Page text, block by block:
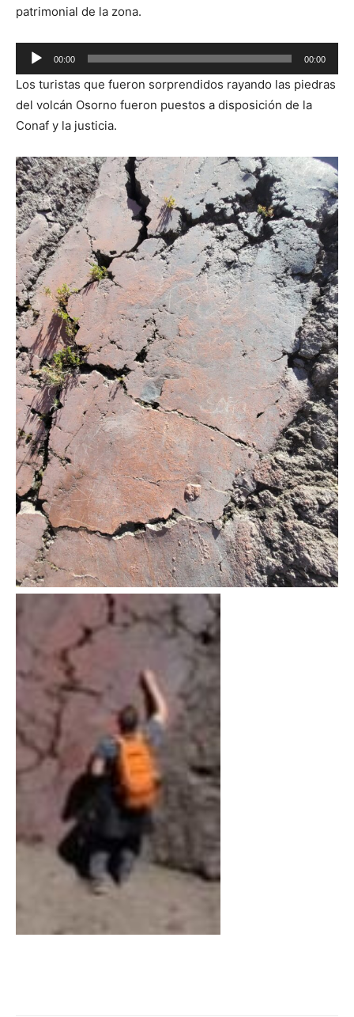
patrimonial de la zona.
Reproductor
de
audio
00:00 00:00
Los turistas que fueron sorprendidos rayando las piedras
del volcán Osorno fueron puestos a disposición de la
Conaf y la justicia.